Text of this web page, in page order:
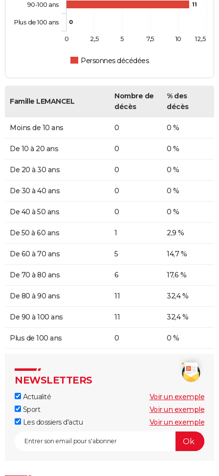
11
0
Personnes décédées
90-100 ans
Plus de 100 ans
0 10
2,5 5 7,5 12,5
Famille LEMANCEL
Nombre de
décès
% des
décès
Moins de 10 ans 0 0 %
De 10 à 20 ans 0 0 %
De 20 à 30 ans 0 0 %
De 30 à 40 ans 0 0 %
De 40 à 50 ans 0 0 %
De 50 à 60 ans 1 2,9 %
De 60 à 70 ans 5 14,7 %
De 70 à 80 ans 6 17,6 %
De 80 à 90 ans 11 32,4 %
De 90 à 100 ans 11 32,4 %
Plus de 100 ans 0 0 %
NEWSLETTERS
Actualité
Voir un exemple
Sport
Voir un exemple
Les dossiers d'actu
Voir un exemple